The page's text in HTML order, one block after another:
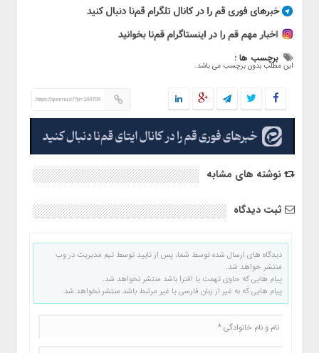
برچسب ها :
این مطلب بدون برچسب می باشد.
https://qomna.ir/?p=144704
نوشته های مشابه
ثبت دیدگاه
دیدگاه های ارسال شده توسط شما، پس از تایید توسط تیم مدیریت در وب
منتشر خواهد شد.
پیام هایی که حاوی تهمت یا افترا باشد منتشر نخواهد شد.
پیام هایی که به غیر از زبان فارسی یا غیر مرتبط باشد منتشر نخواهد شد.